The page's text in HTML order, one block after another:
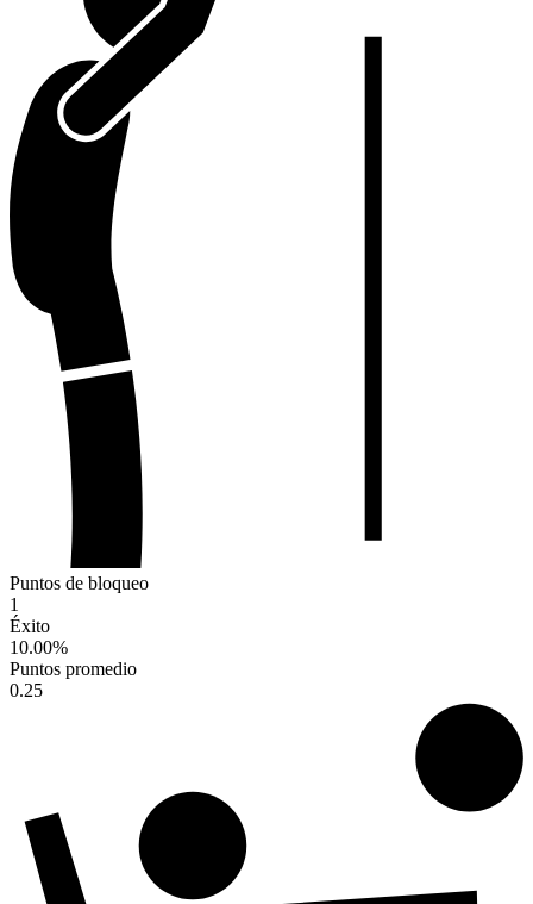
Puntos de bloqueo
1
Éxito
10.00%
Puntos promedio
0.25